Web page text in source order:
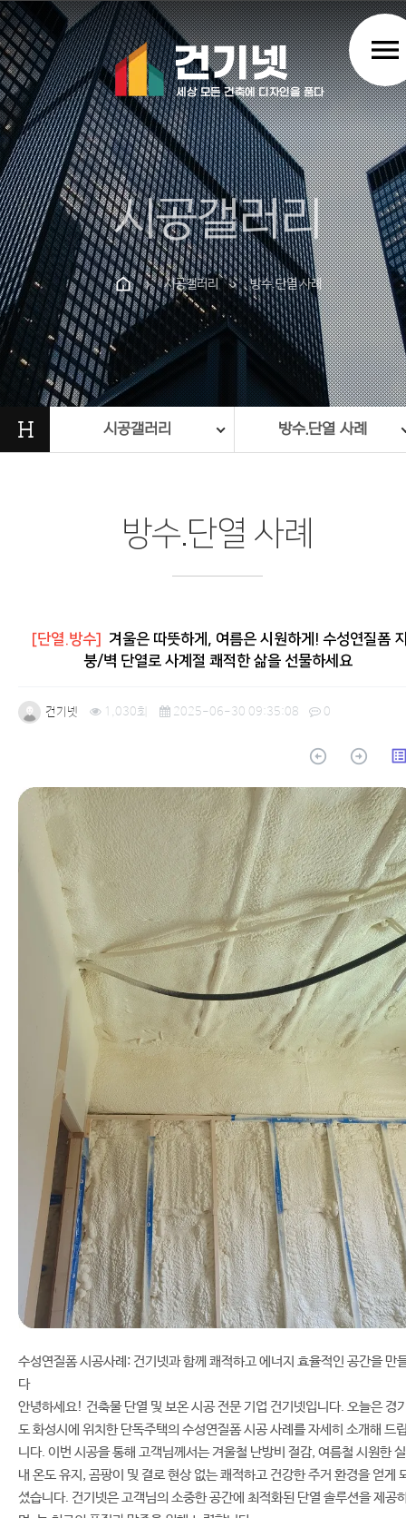
menu
시공갤러리
chevron_right 시공갤러리 chevron_right 방수.단열 사례
H 시공갤러리 방수.단열 사례
방수.단열 사례
[단열.방수]
겨울은 따뜻하게, 여름은 시원하게! 수성연질폼
붕/벽 단열로 사계절 쾌적한 삶을 선물하세요
건기넷 1,030회 2025-06-30 09:35:08 0
arrow_circle_up arrow_circle_up
본문
수성연질폼 시공사례: 건기넷과 함께 쾌적하고 에너지 효율적인 공간을 만
다
안녕하세요! 건축물 단열 및 보온 시공 전문 기업 건기넷입니다. 오늘은 경
도 화성시에 위치한 단독주택의 수성연질폼 시공 사례를 자세히 소개해 드
니다. 이번 시공을 통해 고객님께서는 겨울철 난방비 절감, 여름철 시원한 실
내 온도 유지, 곰팡이 및 결로 현상 없는 쾌적하고 건강한 주거 환경을 얻게
셨습니다. 건기넷은 고객님의 소중한 공간에 최적화된 단열 솔루션을 제공